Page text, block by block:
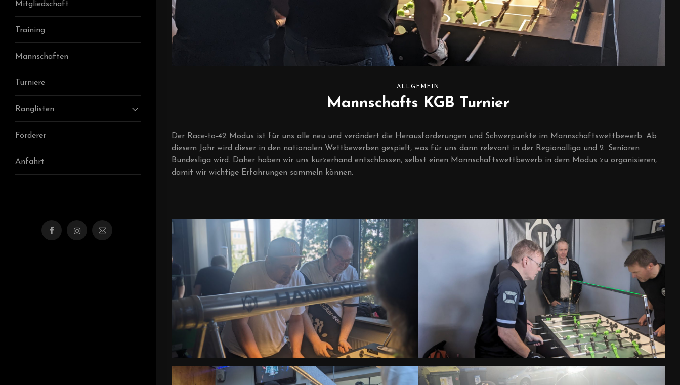
Mitgliedschaft
Training
Mannschaften
Turniere
Ranglisten
Förderer
Anfahrt
ALLGEMEIN
Mannschafts KGB Turnier
Der Race-to-42 Modus ist für uns alle neu und verändert die Herausforderungen und Schwerpunkte im Mannschaftswettbewerb. Ab
diesem Jahr wird dieser in den nationalen Wettbewerben gespielt, was für uns dann relevant in der Regionalliga und 2. Senioren
Bundesliga wird. Daher haben wir uns kurzerhand entschlossen, selbst einen Mannschaftswettbewerb in dem Modus zu organisieren,
damit wir wichtige Erfahrungen sammeln können.